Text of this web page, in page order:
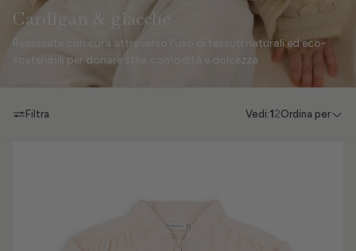
Cardigan & giacche
Realizzate con cura attraverso l'uso di tessuti naturali ed eco-
sostenibili per donare stile, comodità e dolcezza
Filtra Vedi:1 2Ordina per